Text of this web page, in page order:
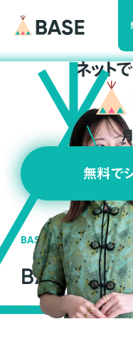
ネット
無料で
BASEの強み
BASEが強